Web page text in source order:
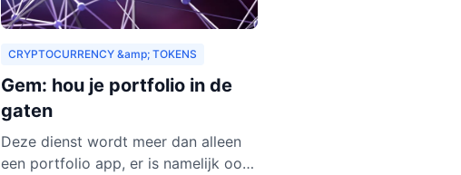
CRYPTOCURRENCY &amp; TOKENS
Gem: hou je portfolio in de
gaten
Deze dienst wordt meer dan alleen
een portfolio app, er is namelijk ook